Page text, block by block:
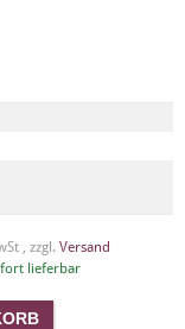
, zzgl. Versand
lieferbar